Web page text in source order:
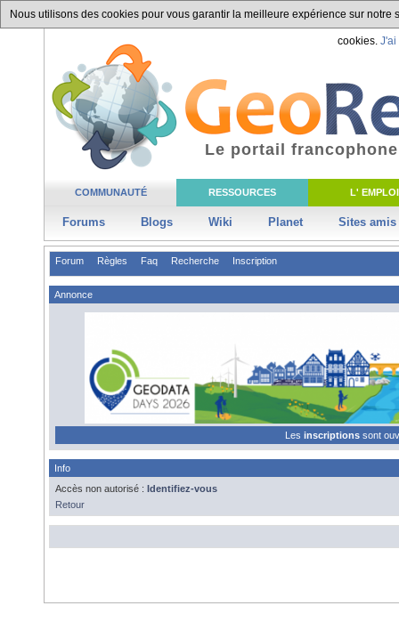
Nous utilisons des cookies pour vous garantir la meilleure expérience sur
cookies. J'ai
COMMUNAUTÉ RESSOURCES L' EMPLOI
Forums Blogs Wiki Planet Sites amis
Le portail
Forum Règles Faq Recherche Inscription
Annonce
Les inscriptions sont
Info
Accès non autorisé : Identifiez-vous
Retour